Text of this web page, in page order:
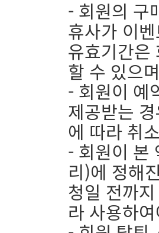
- 회원의 구
휴사가 이
유효기간은
할 수 있으
- 회원이 예
제공받는
에 따라 취
- 회원이 본
리)에 정해
청일 전까
라 사용하